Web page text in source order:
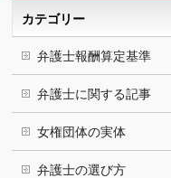
カテゴリー
弁護士報酬算定基準
弁護士に関する記事
女権団体の実体
弁護士の選び方